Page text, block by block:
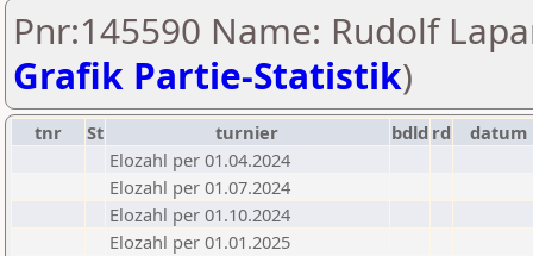
Pnr:145590 Name: Rudolf
Grafik Partie-Statistik)
tnr St turnier bdld rd
datum
Elozahl per 01.04.2024
Elozahl per 01.07.2024
Elozahl per 01.10.2024
Elozahl per 01.01.2025